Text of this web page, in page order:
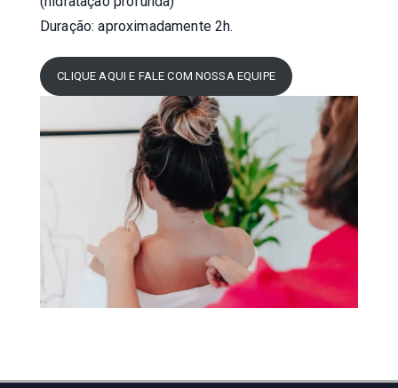
Duração: aproximadamente 2h.
CLIQUE AQUI E FALE COM NOSSA EQUIPE